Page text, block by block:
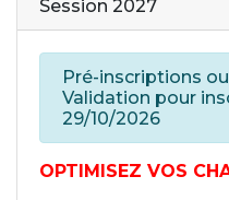
Session 2027
Pré-inscriptions
Validation pour
29/10/2026
OPTIMISEZ VOS